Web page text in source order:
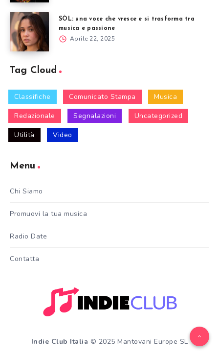
SÒL: una voce che vresce e si trasforma tra
musica e passione
Aprile 22, 2025
Tag Cloud
Classifiche Comunicato Stampa Musica
Redazionale Segnalazioni Uncategorized
Utilità Video
Menu
Chi Siamo
Promuovi la tua musica
Radio Date
Contatta
Indie Club Italia © 2025 Mantovani Europe SL